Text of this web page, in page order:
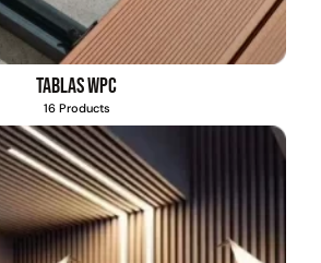
Tablas WPC
16 Products